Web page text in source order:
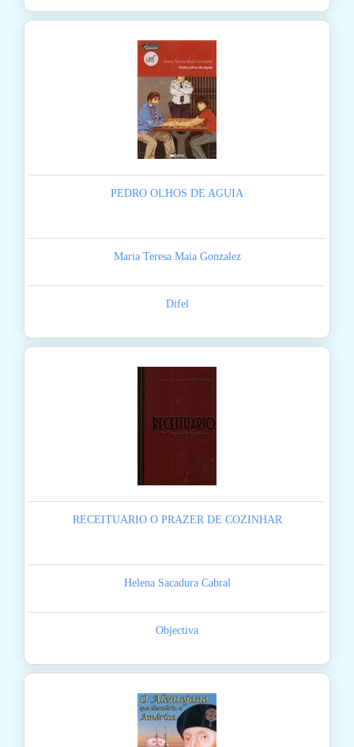
PEDRO OLHOS DE AGUIA
Maria Teresa Maia Gonzalez
Difel
RECEITUARIO O PRAZER DE COZINHAR
Helena Sacadura Cabral
Objectiva